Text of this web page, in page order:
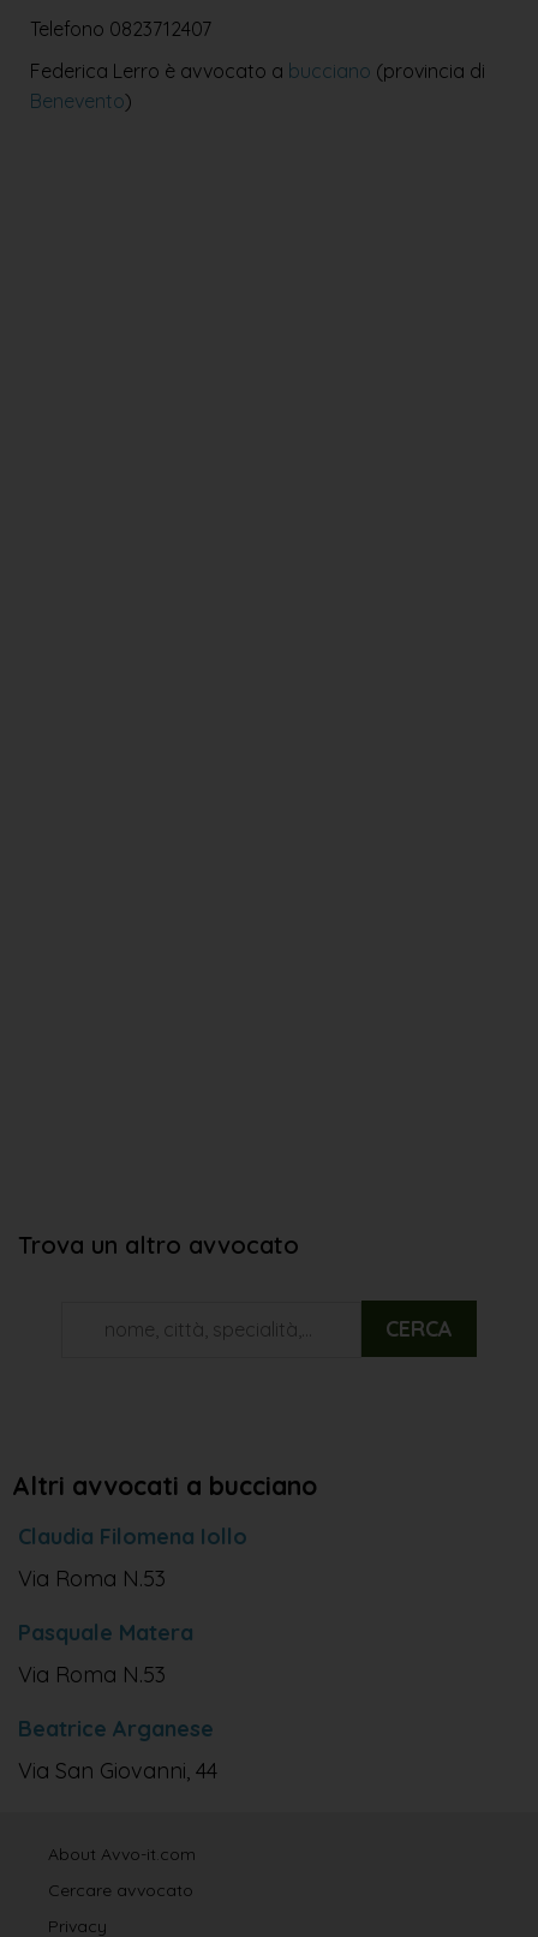
Telefono 0823712407
Federica Lerro è avvocato a bucciano (provincia di
Benevento)
Trova un altro avvocato
CERCA
Altri avvocati a bucciano
Claudia Filomena Iollo
Via Roma N.53
Pasquale Matera
Via Roma N.53
Beatrice Arganese
Via San Giovanni, 44
About Avvo-it.com
Cercare avvocato
Privacy